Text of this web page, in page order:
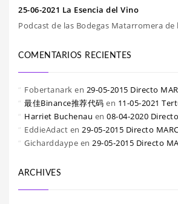
25-06-2021 La Esencia del Vino
Podcast de las Bodegas Matarromera de
COMENTARIOS RECIENTES
Fobertanark en 29-05-2015 Directo
最佳Binance推荐代码 en 11-05-2021
Harriet Buchenau en 08-04-2020
EddieAdact en 29-05-2015 Directo
Gicharddaype en 29-05-2015 Directo
ARCHIVES